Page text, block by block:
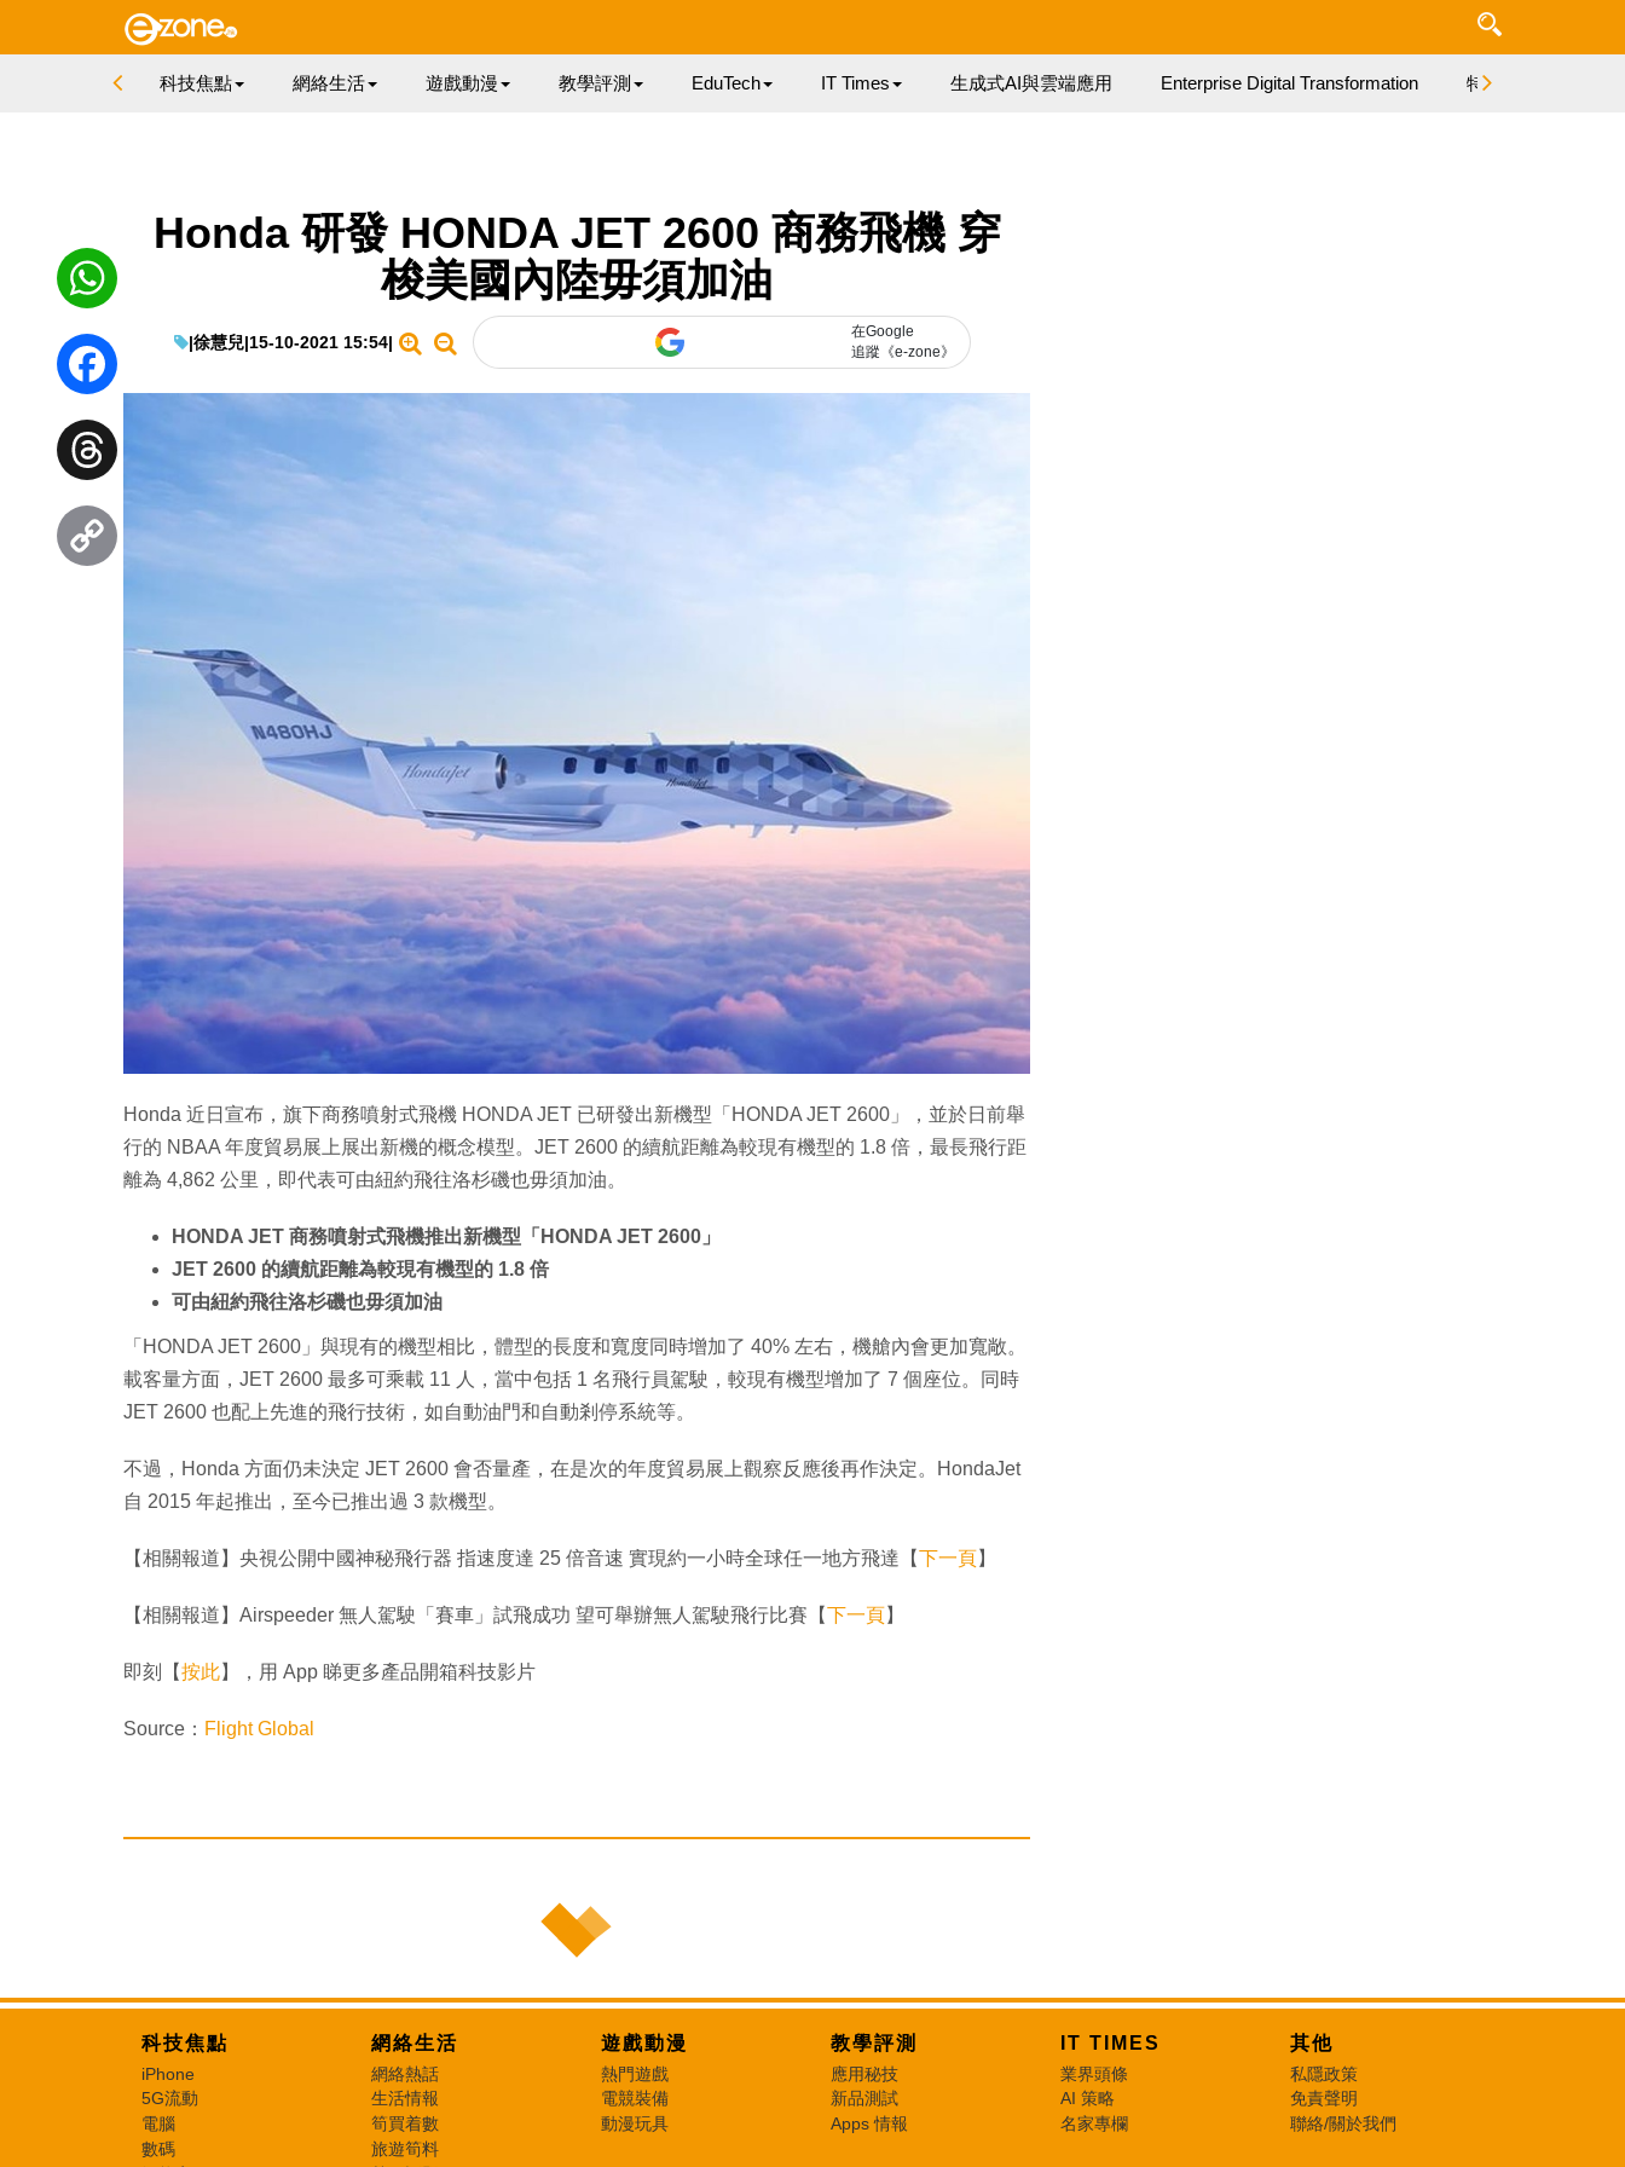
科技焦點 網絡生活 遊戲動漫 教學評測 EduTech IT Times 生成式AI與雲端應用 Enterprise Digital Transformation 特集
Honda 研發 HONDA JET 2600 商務飛機 穿
梭美國內陸毋須加油
|徐慧兒|15-10-2021 15:54|
在Google
追蹤《e-zone》
Honda 近日宣布，旗下商務噴射式飛機 HONDA JET 已研發出新機型「HONDA JET 2600」，並於日前舉
行的 NBAA 年度貿易展上展出新機的概念模型。JET 2600 的續航距離為較現有機型的 1.8 倍，最長飛行距
離為 4,862 公里，即代表可由紐約飛往洛杉磯也毋須加油。
HONDA JET 商務噴射式飛機推出新機型「HONDA JET 2600」
JET 2600 的續航距離為較現有機型的 1.8 倍
可由紐約飛往洛杉磯也毋須加油
「HONDA JET 2600」與現有的機型相比，體型的長度和寬度同時增加了 40% 左右，機艙內會更加寬敞。
載客量方面，JET 2600 最多可乘載 11 人，當中包括 1 名飛行員駕駛，較現有機型增加了 7 個座位。同時
JET 2600 也配上先進的飛行技術，如自動油門和自動剎停系統等。
不過，Honda 方面仍未決定 JET 2600 會否量產，在是次的年度貿易展上觀察反應後再作決定。HondaJet
自 2015 年起推出，至今已推出過 3 款機型。
【相關報道】央視公開中國神秘飛行器 指速度達 25 倍音速 實現約一小時全球任一地方飛達【下一頁】
【相關報道】Airspeeder 無人駕駛「賽車」試飛成功 望可舉辦無人駕駛飛行比賽【下一頁】
即刻【按此】，用 App 睇更多產品開箱科技影片
Source： Flight Global
WhatsApp
Facebook
Threads
科技焦點
iPhone
5G流動
電腦
數碼
網絡生活
網絡熱話
生活情報
筍買着數
旅遊筍料
遊戲動漫
熱門遊戲
電競裝備
動漫玩具
教學評測
應用秘技
新品測試
Apps 情報
IT TIMES
業界頭條
AI 策略
名家專欄
其他
私隱政策
免責聲明
聯絡/關於我們